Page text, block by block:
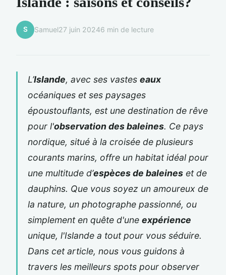
S Samuel27 juin 20246 min de lecture
L’Islande, avec ses vastes eaux
océaniques et ses paysages
époustouflants, est une destination de rêve
pour l'observation des baleines. Ce pays
nordique, situé à la croisée de plusieurs
courants marins, offre un habitat idéal pour
une multitude d’espèces de baleines et de
dauphins. Que vous soyez un amoureux de
la nature, un photographe passionné, ou
simplement en quête d'une expérience
unique, l'Islande a tout pour vous séduire.
Dans cet article, nous vous guidons à
travers les meilleurs spots pour observer